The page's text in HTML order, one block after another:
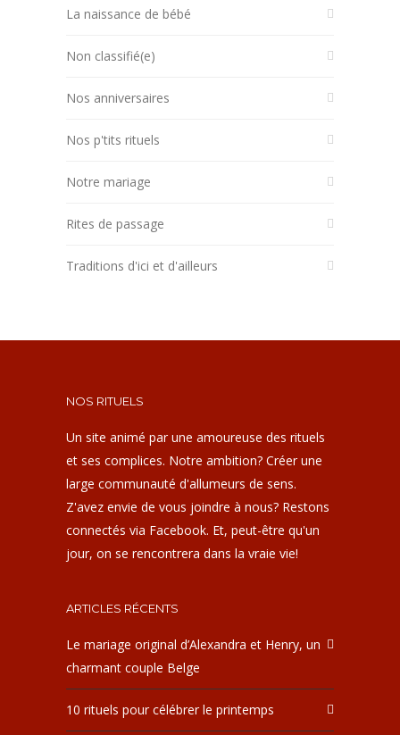
La naissance de bébé
Non classifié(e)
Nos anniversaires
Nos p'tits rituels
Notre mariage
Rites de passage
Traditions d'ici et d'ailleurs
NOS RITUELS
Un site animé par une amoureuse des rituels
et ses complices. Notre ambition? Créer une
large communauté d'allumeurs de sens.
Z'avez envie de vous joindre à nous? Restons
connectés via Facebook. Et, peut-être qu'un
jour, on se rencontrera dans la vraie vie!
ARTICLES RÉCENTS
Le mariage original d’Alexandra et Henry, un
charmant couple Belge
10 rituels pour célébrer le printemps